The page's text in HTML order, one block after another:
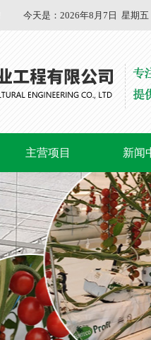
今天是： 2026年8月7日 星期五
主营项目 新闻